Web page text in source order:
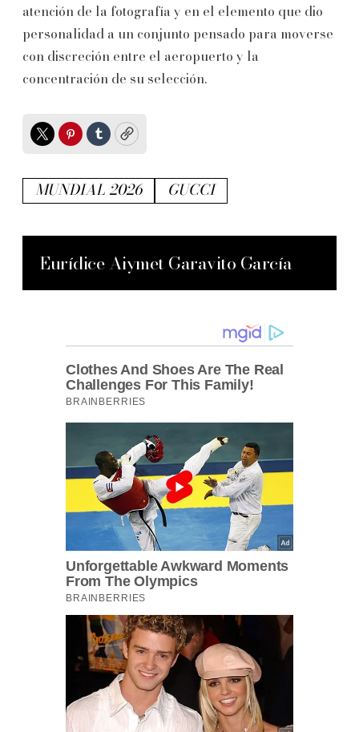
atención de la fotografía y en el elemento que dio
personalidad a un conjunto pensado para moverse
con discreción entre el aeropuerto y la
concentración de su selección.
TwitterPinterest
TumblrCopy
MUNDIAL 2026 GUCCI
Eurídice Aiymet Garavito García